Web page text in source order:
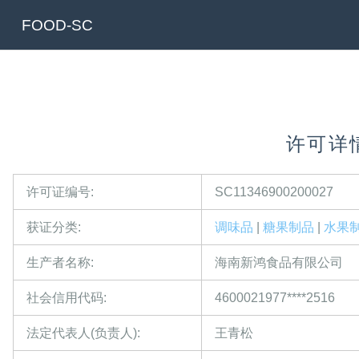
FOOD-SC
许可详
许可证编号: SC11346900200027
获证分类: 调味品 糖果制品 水果
生产者名称: 海南新鸿食品有限公司
社会信用代码: 4600021977****2516
法定代表人(负责人): 王青松